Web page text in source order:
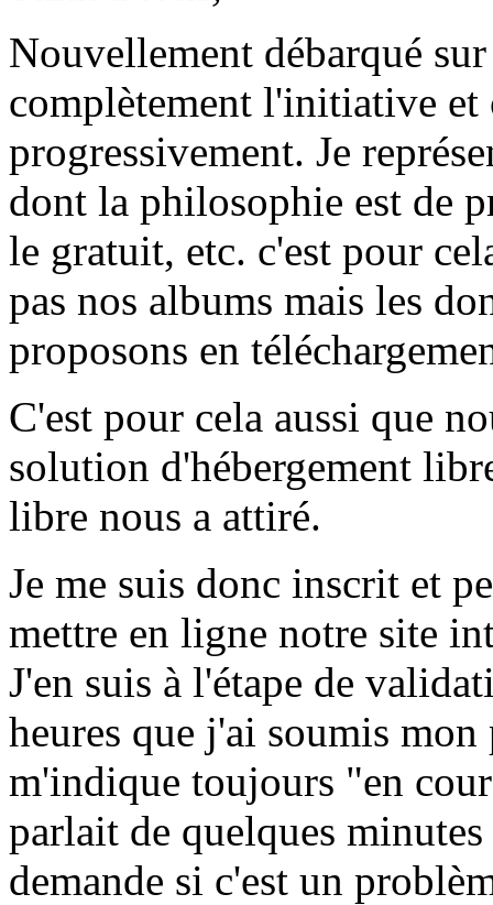
Nouvellement débarqué
complètement l'initiative
progressivement. Je
dont la philosophie est de
le gratuit, etc. c'est pour
pas nos albums mais les
proposons en
C'est pour cela aussi que
solution d'hébergement
libre nous a attiré.
Je me suis donc inscrit et
mettre en ligne notre site
J'en suis à l'étape de
heures que j'ai soumis
m'indique toujours "en
parlait de quelques
demande si c'est un